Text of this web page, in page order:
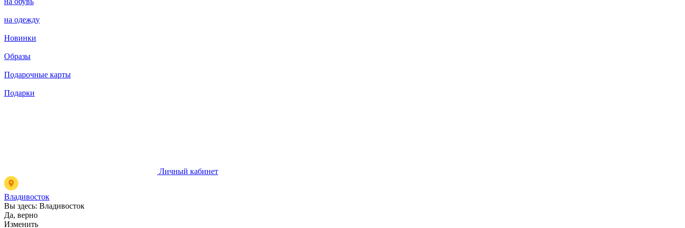
на одежду
Новинки
Образы
Подарочные карты
Подарки
Личный кабинет
Владивосток
Вы здесь: Владивосток
Да, верно
Изменить